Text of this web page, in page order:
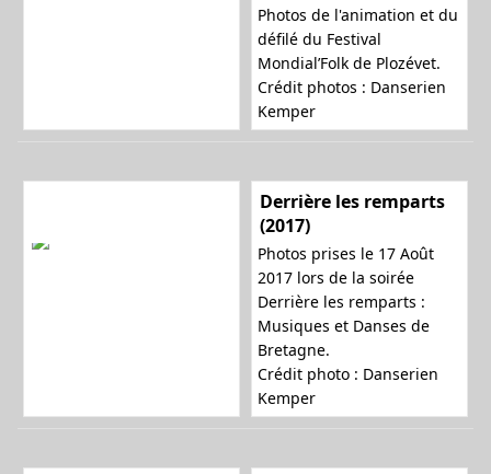
Photos de l'animation et du
défilé du Festival
Mondial’Folk de Plozévet.
Crédit photos : Danserien
Kemper
Derrière les remparts
(2017)
Photos prises le 17 Août
2017 lors de la soirée
Derrière les remparts :
Musiques et Danses de
Bretagne.
Crédit photo : Danserien
Kemper